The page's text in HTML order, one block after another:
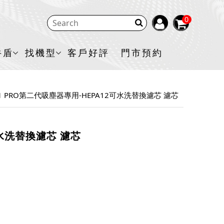
0
盾 找機型 客戶好評 門市預約
PRO第二代吸塵器專用-HEPA12可水洗替換濾芯 濾芯
替換濾芯 濾芯